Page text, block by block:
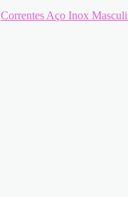
Correntes Aço Inox